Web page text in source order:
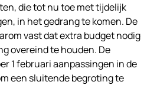
die tot nu toe met tijdelijk
in het gedrang te komen. De
vast dat extra budget nodig
overeind te houden. De
1 februari aanpassingen in de
een sluitende begroting te